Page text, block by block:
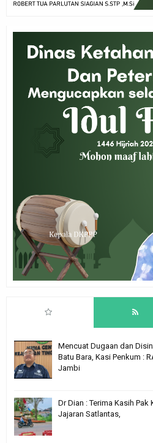
Mencuat Dugaan dan
Batu Bara, Kasi Penkum :
Jambi
Dr Dian : Terima Kasih
Jajaran Satlantas,